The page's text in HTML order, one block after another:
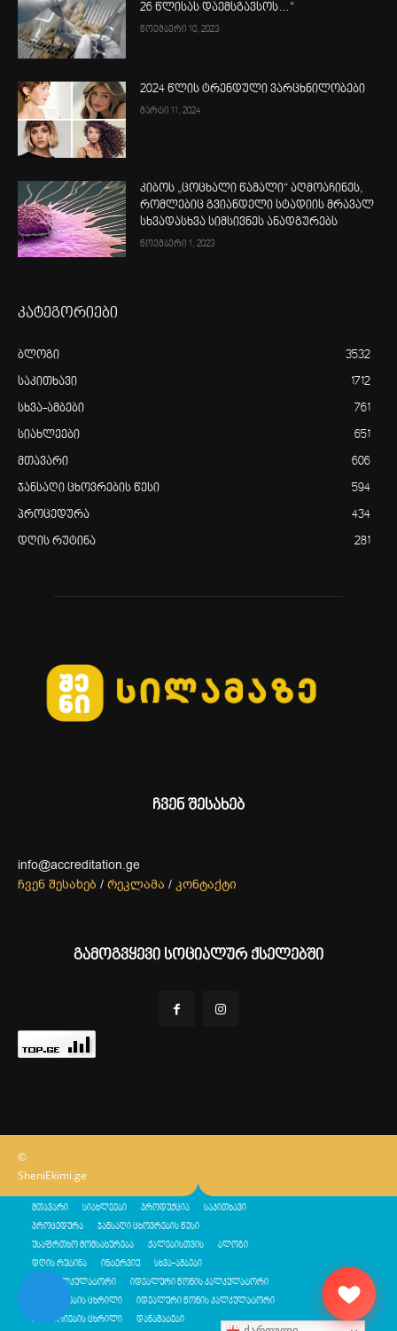
26 წლისას დაემსგავსოს…“
ნოემბერი 10, 2023
2024 წლის ტრენდული ვარცხნილობები
მარტი 11, 2024
კიბოს „ცოცხალი წამალი“ აღმოაჩინეს,
რომლებიც გვიანდელი სტადიის მრავალ
სხვადასხვა სიმსივნეს ანადგურებს
ნოემბერი 1, 2023
კატეგორიები
ბლოგი 3532
საკითხავი 1712
სხვა-ამბები 761
სიახლეები 651
მთავარი 606
ჯანსაღი ცხოვრების წესი 594
პროცედურა 434
დღის რუტინა 281
ჩვენ შესახებ
info@accreditation.ge
ჩვენ შესახებ / რეკლამა / კონტაქტი
გამოგვყევი სოციალურ ქსელებში
©
SheniEkimi.ge
მთავარი სიახლეები პროდუქცია საკითხავი
პროცედურა ჯანსაღი ცხოვრების წესი
უსაფრთხო მომსახურება ქალებისთვის ბლოგი
დღის რუტინა ინტერვიუ სხვა-ამბები
შენი კალკულატორი იდეალური წონის კალკულატორი
კალორიების ცხრილი იდეალური წონის კალკულატორი
კალორიების ცხრილი დანამატები